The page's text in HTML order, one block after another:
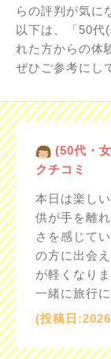
らの評判が気に
以下は、「50代
れた方からの体
ぜひご参考にし
(50代・女
クチコミ
本日は楽し
供が手を離
さを感じて
の方に出会
が軽くなり
一緒に旅行
(投稿日